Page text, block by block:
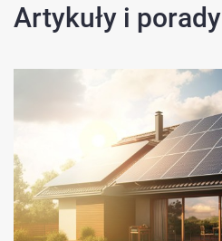
Artykuły i porady